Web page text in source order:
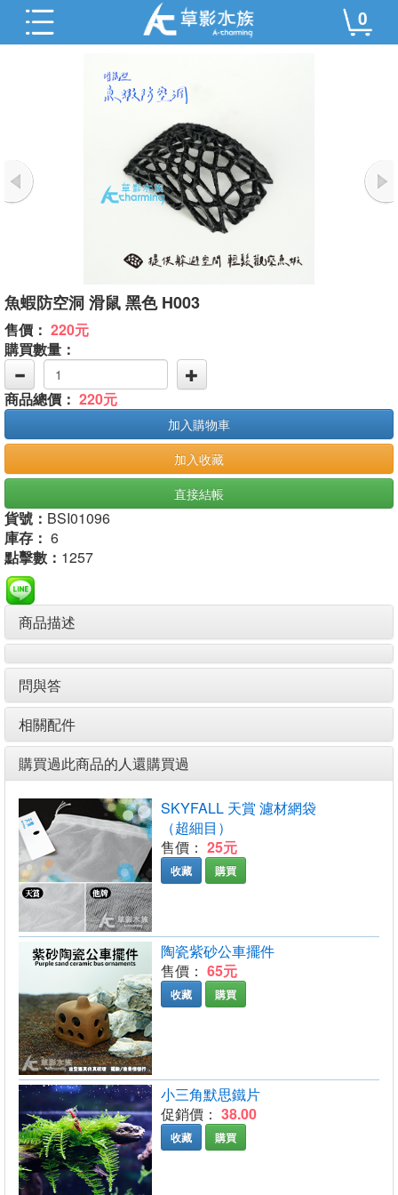
0
魚蝦防空洞 滑鼠 黑色 H003
售價： 220元
購買數量：
商品總價： 220元
加入購物車
加入收藏
直接結帳
貨號： BSI01096
庫存： 6
點擊數： 1257
商品描述
問與答
相關配件
購買過此商品的人還購買過
SKYFALL 天賞 濾材網袋
（超細目）
售價： 25元
收藏 購買
陶瓷紫砂公車擺件
售價： 65元
收藏 購買
小三角默思鐵片
促銷價： 38.00
收藏 購買